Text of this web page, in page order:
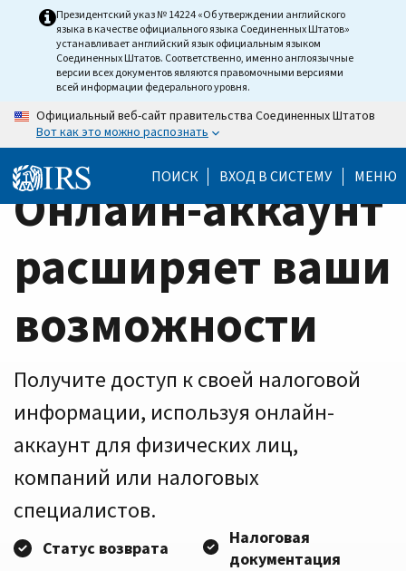
HomeПрезидентский указ № 14224 «Об утверждении английского
языка в качестве официального языка Соединенных Штатов»
устанавливает английский язык официальным языком
Соединенных Штатов. Соответственно, именно англоязычные
версии всех документов являются правомочными версиями
всей информации федерального уровня.
Официальный веб-сайт правительства Соединенных Штатов
Вот как это можно распознать
ПОИСК ВХОД В СИСТЕМУ МЕНЮ
Онлайн-аккаунт
расширяет ваши
возможности
Получите доступ к своей налоговой
информации, используя онлайн-
аккаунт для физических лиц,
компаний или налоговых
специалистов.
Статус возврата
Налоговая
документация